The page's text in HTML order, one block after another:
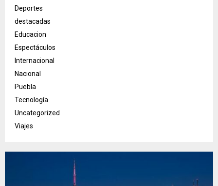
Deportes
destacadas
Educacion
Espectáculos
Internacional
Nacional
Puebla
Tecnología
Uncategorized
Viajes